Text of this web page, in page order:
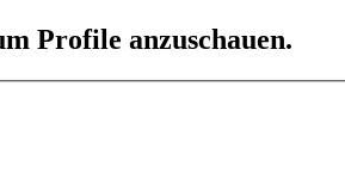
Profile anzuschauen.